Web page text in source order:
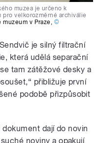
muzea je určeno k
velkorozměrné archiválie
v Praze ©
je silný filtrační
která udělá separační
tam zátěžové desky a
přibližuje první
podobě přizpůsobit
dokument dají do novin
noviny a opakují